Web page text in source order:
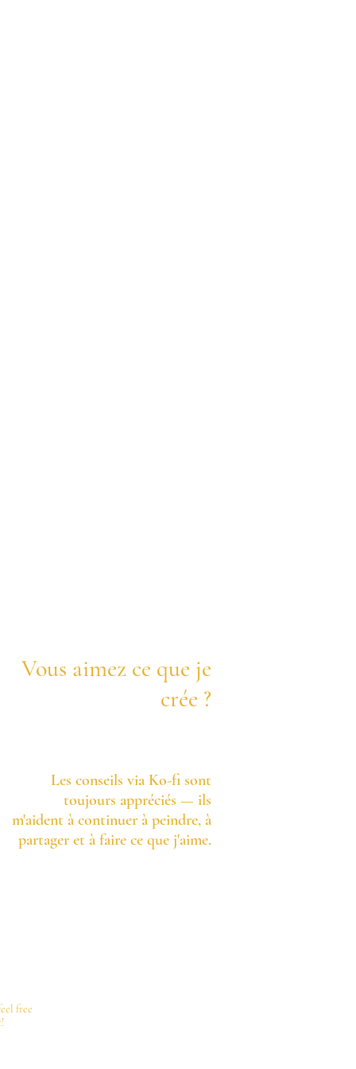
Vous aimez ce que je
crée ?
Les conseils via Ko-fi sont
toujours appréciés — ils
m'aident à continuer à peindre, à
partager et à faire ce que j'aime.
free